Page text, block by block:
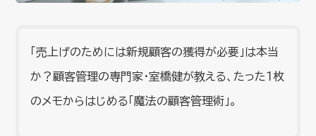
「売上げのためには新規顧客の獲得が必要」は本当
か？顧客管理の専門家・室橋健が教える、たった１枚
のメモからはじめる「魔法の顧客管理術」。